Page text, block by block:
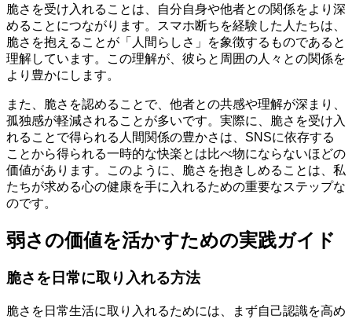
脆さを受け入れることは、自分自身や他者との関係をより深
めることにつながります。スマホ断ちを経験した人たちは、
脆さを抱えることが「人間らしさ」を象徴するものであると
理解しています。この理解が、彼らと周囲の人々との関係を
より豊かにします。
また、脆さを認めることで、他者との共感や理解が深まり、
孤独感が軽減されることが多いです。実際に、脆さを受け入
れることで得られる人間関係の豊かさは、SNSに依存する
ことから得られる一時的な快楽とは比べ物にならないほどの
価値があります。このように、脆さを抱きしめることは、私
たちが求める心の健康を手に入れるための重要なステップな
のです。
弱さの価値を活かすための実践ガイド
脆さを日常に取り入れる方法
脆さを日常生活に取り入れるためには、まず自己認識を高め